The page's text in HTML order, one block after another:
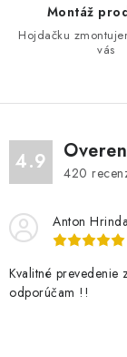
y
v
ý
p
s
Montáž
Hojdačku
vás
4.9 420
Anton Hrinda
Kvalitné prevedenie
odporúčam !!